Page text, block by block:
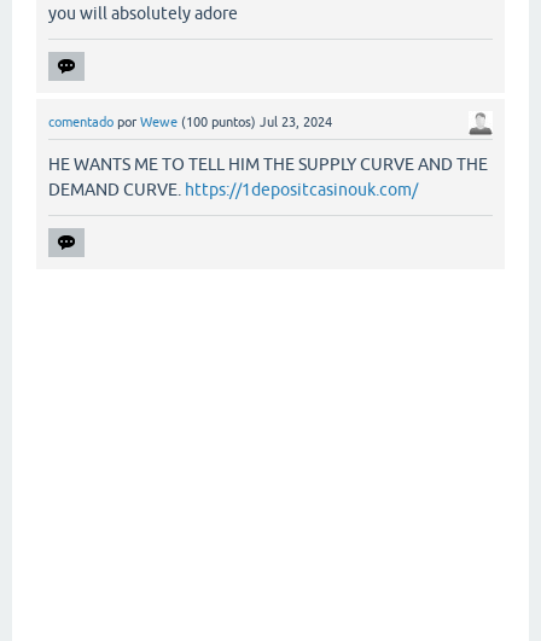
you will absolutely adore
comentado por Wewe (100 puntos) Jul 23, 2024
HE WANTS ME TO TELL HIM THE SUPPLY CURVE AND THE
DEMAND CURVE. https://1depositcasinouk.com/